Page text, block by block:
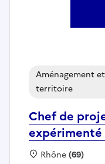
Chef de
expérimenté
Aménagement
territoire
Localisation :
Rhône(69)